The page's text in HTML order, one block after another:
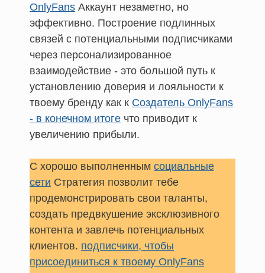
OnlyFans Аккаунт незаметно, но
эффективно. Построение подлинных
связей с потенциальными подписчиками
через персонализированное
взаимодействие - это большой путь к
установлению доверия и лояльности к
твоему бренду как к Создатель OnlyFans
- в конечном итоге что приводит к
увеличению прибыли.
С хорошо выполненным социальные
сети Стратегия позволит тебе
продемонстрировать свои таланты,
создать предвкушение эксклюзивного
контента и завлечь потенциальных
клиентов. подписчики, чтобы
присоединиться к твоему OnlyFans